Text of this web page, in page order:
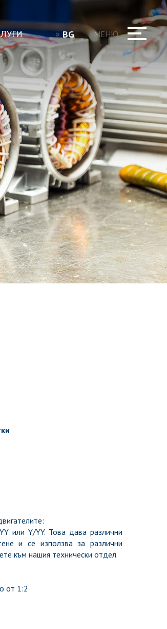
МЕНЮ
BG
или Y/YY. Това дава различни
и се използва за различни
към нашия технически отдел
от 1:2